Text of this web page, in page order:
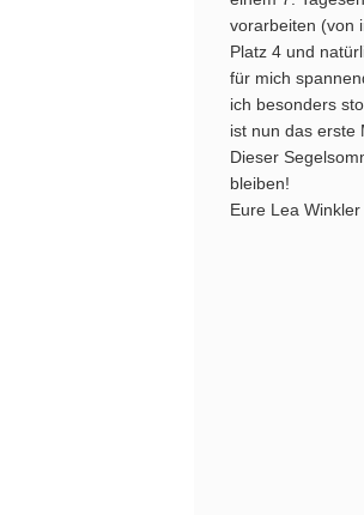
vorarbeiten (von
Platz 4 und
für mich
ich besonders
ist nun das erste
Dieser
bleiben!
Eure Lea Winkler